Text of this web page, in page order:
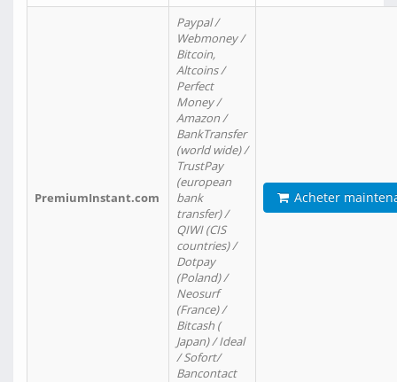
PremiumInstant.com
Paypal /
Webmoney /
Bitcoin,
Altcoins /
Perfect
Money /
Amazon /
BankTransfer
(world wide) /
TrustPay
(european
bank
transfer) /
QIWI (CIS
countries) /
Dotpay
(Poland) /
Neosurf
(France) /
Bitcash (
Japan) / Ideal
/ Sofort/
Bancontact
Acheter